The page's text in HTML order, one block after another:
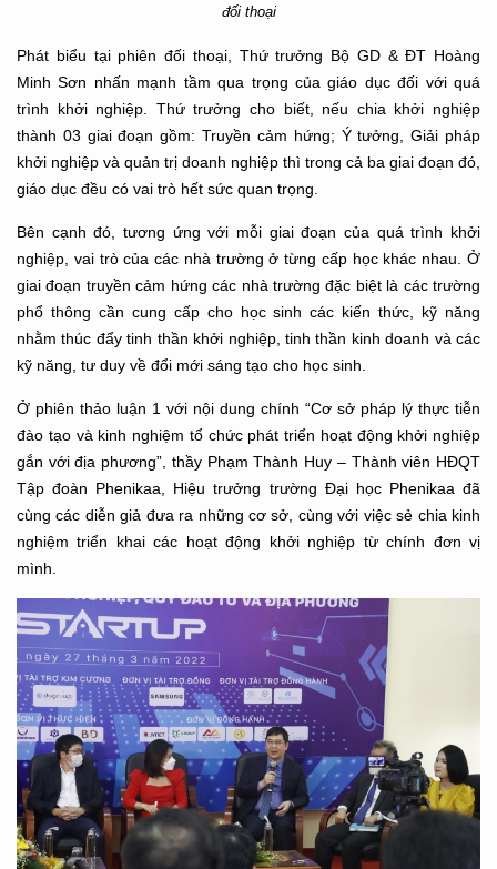
đối thoại
Phát biểu tại phiên đối thoại, Thứ trưởng Bộ GD & ĐT Hoàng
Minh Sơn nhấn mạnh tầm qua trọng của giáo dục đối với quá
trình khởi nghiệp. Thứ trưởng cho biết, nếu chia khởi nghiệp
thành 03 giai đoạn gồm: Truyền cảm hứng; Ý tưởng, Giải pháp
khởi nghiệp và quản trị doanh nghiệp thì trong cả ba giai đoạn đó,
giáo dục đều có vai trò hết sức quan trọng.
Bên cạnh đó, tương ứng với mỗi giai đoạn của quá trình khởi
nghiệp vai trò của các nhà trường ở từng cấp học khác nhau. Ở
giai đoạn truyền cảm hứng các nhà trường đặc biệt là các trường
phổ thông cần cung cấp cho học sinh các kiến thức, kỹ năng
nhằm thúc đẩy tinh thần khởi nghiệp, tinh thần kinh doanh và các
kỹ năng, tư duy về đổi mới sáng tạo cho học sinh.
Ở phiên thảo luận 1 với nội dung chính “Cơ sở pháp lý thực tiễn
đào tạo và kinh nghiệm tổ chức phát triển hoạt động khởi nghiệp
gắn với địa phương”, thầy Phạm Thành Huy – Thành viên HĐQT
Tập đoàn Phenikaa, Hiệu trưởng trường Đại học Phenikaa đã
cùng các diễn giả đưa ra những cơ sở, cùng với việc sẻ chia kinh
nghiệm triển khai các hoạt động khởi nghiệp từ chính đơn vị
mình.